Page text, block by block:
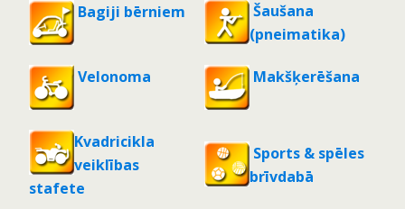
Bagiji bērniem
Šaušana
(pneimatika)
Velonoma Makšķerēšana
Kvadricikla
veiklības
stafete
Sports & spēles
brīvdabā